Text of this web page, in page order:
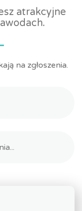
atrakcyjne
na zgłoszenia.